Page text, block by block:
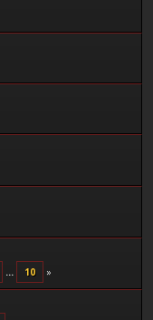
... 10